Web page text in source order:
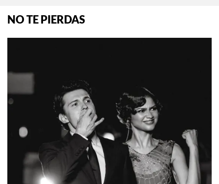
NO TE PIERDAS